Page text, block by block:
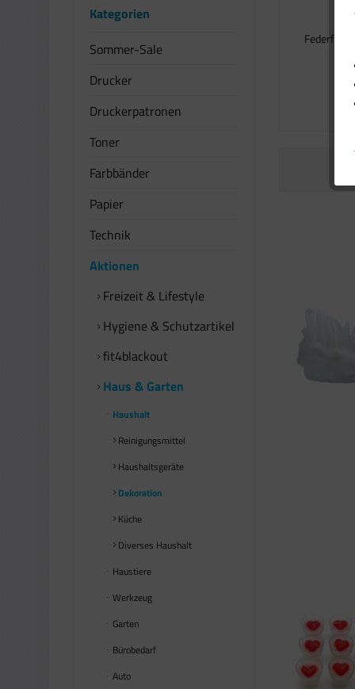
Kategorien
Sommer-Sale
Drucker
Druckerpatronen
Toner
Farbbänder
Papier
Technik
Aktionen
Freizeit & Lifestyle
Hygiene & Schutzartikel
fit4blackout
Haus & Garten
Haushalt
Reinigungsmittel
Haushaltsgeräte
Dekoration
Küche
Diverses Haushalt
Haustiere
Werkzeug
Garten
Bürobedarf
Auto